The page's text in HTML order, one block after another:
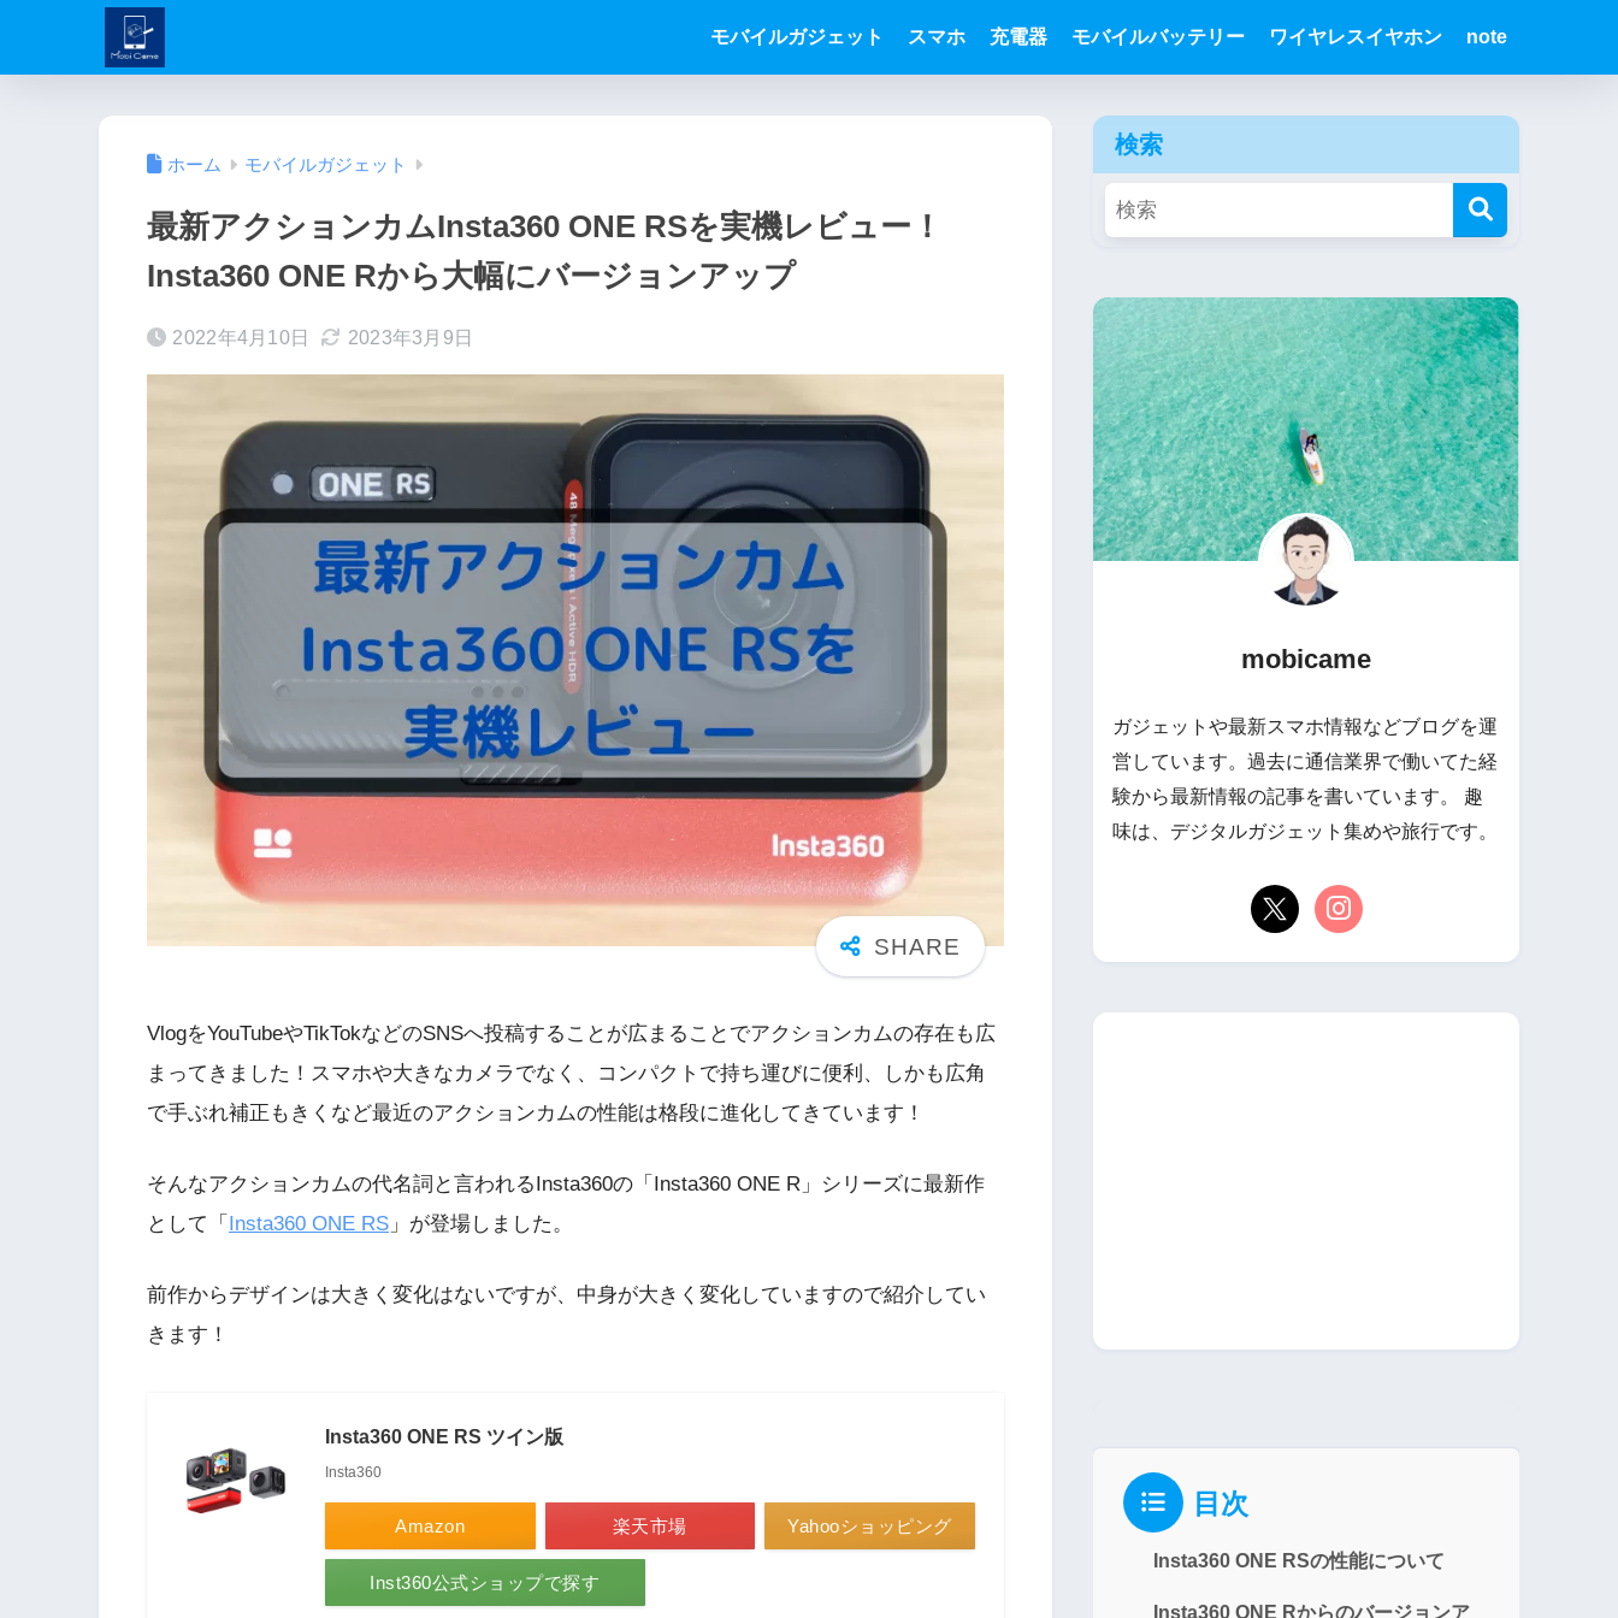
モバイルガジェット スマホ 充電器 モバイルバッテリー ワイヤレスイヤホン note
ホーム モバイルガジェット
最新アクションカムInsta360 ONE RSを実機レビュー！
Insta360 ONE Rから大幅にバージョンアップ
2022年4月10日 2023年3月9日
VlogをYouTubeやTikTokなどのSNSへ投稿することが広まることでアクションカムの存在も広
まってきました！スマホや大きなカメラでなく、コンパクトで持ち運びに便利、しかも広角
で手ぶれ補正もきくなど最近のアクションカムの性能は格段に進化してきています！
そんなアクションカムの代名詞と言われるInsta360の「Insta360 ONE R」シリーズに最新作
として「 Insta360 ONE RS 」が登場しました。
前作からデザインは大きく変化はないですが、中身が大きく変化していますので紹介してい
きます！
Insta360 ONE RS ツイン版
Insta360
Amazon 楽天市場 Yahooショッピング
Inst360公式ショップで探す
検索
mobicame
ガジェットや最新スマホ情報などブログを運
営しています。過去に通信業界で働いてた経
験から最新情報の記事を書いています。 趣
味は、デジタルガジェット集めや旅行です。
目次
Insta360 ONE RSの性能について
Insta360 ONE Rからのバージョンア